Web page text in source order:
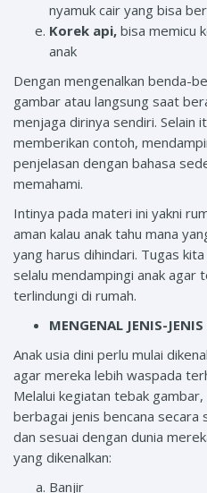
nyamuk cair yang bisa
Korek api, bisa memicu
anak
Dengan mengenalkan benda-
gambar atau langsung saat
menjaga dirinya sendiri. Selain
memberikan contoh,
penjelasan dengan bahasa
memahami.
Intinya pada materi ini yakni
aman kalau anak tahu mana
yang harus dihindari. Tugas
selalu mendampingi anak agar
terlindungi di rumah.
MENGENAL JENIS-
Anak usia dini perlu mulai
agar mereka lebih waspada
Melalui kegiatan tebak
berbagai jenis bencana secara
dan sesuai dengan dunia
yang dikenalkan:
Banjir